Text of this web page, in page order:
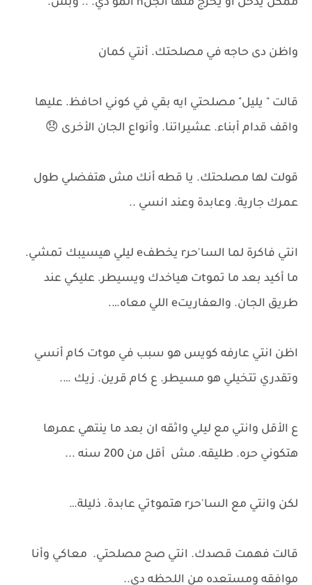
ممكن يدخل او يخرج منها الجنn المؤ'ذي. .. وبس.
واظن دى حاجه في مصلحتك. أنتي كمان
قالت " يليل" مصلحتي ايه بقي في كوني احافظ. عليها
واقف قدام أبناء. عشيراتنا. وأنواع الجان الأخرى 😞
قولت لها مصلحتك. يا قطه أنك مش هتفضلي طول
عمرك جارية. وعابدة وعند انسي ..
انتي فاكرة لما السا'حرr يخطفe ليلي هيسيبك تمشي.
ما أكيد بعد ما تموtت هياخدك ويسيطر. عليكي عند
طريق الجان. والعفاريتe اللي معاه….
اظن انتي عارفه كويس هو سبب في موtت كام أنسي
وتقدري تتخيلي هو مسيطر. ع كام قرين. زيك ….
ع الأقل وانتي مع ليلي واثقه ان بعد ما ينتهي عمرها
هتكوني حره. طليقه. مش أقل من 200 سنه ...
لكن وانتي مع السا'حرr هتموtتي عابدة. ذليلة…
قالت فهمت قصدك. انتي صح مصلحتي. معاكي وأنا
موافقه ومستعده من اللحظه دى..